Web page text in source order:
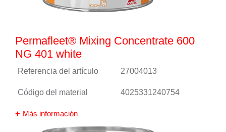
Permafleet® Mixing Concentrate 600
NG 401 white
Referencia del artículo 27004013
Código del material 4025331240754
Más información